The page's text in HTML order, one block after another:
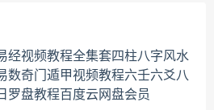
经视频教程全集套四柱八字风水
数奇门遁甲视频教程六壬六爻八
罗盘教程百度云网盘会员